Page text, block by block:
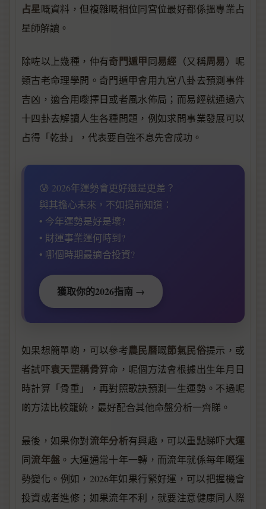
占星嘅資料，但複雜嘅相位同宮位最好都係搵專業占
星師解讀。
除咗以上幾種，仲有奇門遁甲同易經 （又稱周易）呢
類古老命理學問。奇門遁甲會用九宮八卦去預測事件
吉凶，適合用嚟擇日或者風水佈局；而易經就通過六
十四卦去解讀人生各種問題，例如求問事業發展可以
占得「乾卦」，代表要自強不息先會成功。
😰 2026年運勢會更好還是更差？
與其擔心未來，不如提前知道：
• 今年運勢是好是壞?
• 財運事業運何時到?
• 哪個時期最適合投資?
獲取你的2026指南 →
如果想簡單啲，可以參考農民曆嘅節氣民俗提示，或
者試吓袁天罡稱骨算命，呢個方法會根據出生年月日
時計算「骨重」，再對照歌訣預測一生運勢。不過呢
啲方法比較籠統，最好配合其他命盤分析一齊睇。
最後，如果你對流年分析有興趣，可以重點睇吓大運
同流年盤 。大運通常十年一轉，而流年就係每年嘅運
勢變化。例如，2026年如果行緊好運，可以把握機會
投資或者進修；如果流年不利，就要注意健康同人際